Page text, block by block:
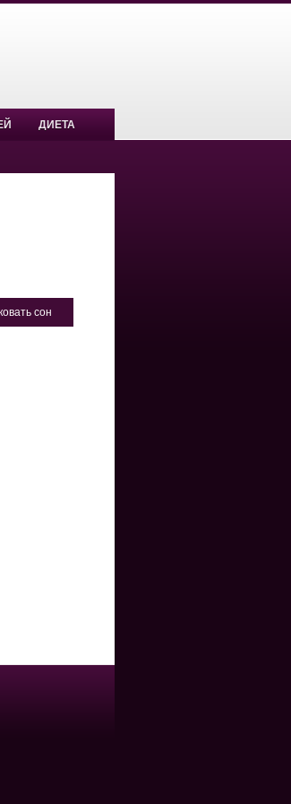
ДИЕТА
сон